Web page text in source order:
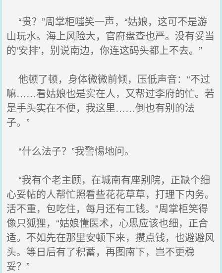
“贵？”周掌柜嗤笑一声，“姑娘，这可不是游
山玩水。海上风险大，官府盘查也严。没有妥当
的‘安排’，别说南边，你连这码头都上不去。”
他顿了顿，身体微微前倾，压低声音：“不过
嘛……看姑娘也是实在人，又帮过李府的忙。若
是手头实在不便，我这里……倒也有别的法
子。”
“什么法子？”我警惕地问。
“我有个老主顾，在城南有座别院，正缺个细
心妥帖的人帮忙照看些花花草草，打理下内务。
活不重，包吃住，每月还有工钱。”周掌柜笑得
像只狐狸，“姑娘懂医术，心思应该也细，正合
适。不如先在那里安顿下来，攒点钱，也避避风
头。等日后有了积蓄，再图南下，岂不更稳
妥？”